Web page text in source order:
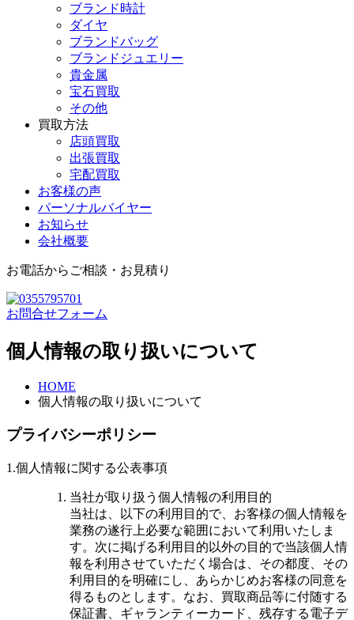
ブランド時計
ダイヤ
ブランドバッグ
ブランドジュエリー
貴金属
宝石買取
その他
買取方法
店頭買取
出張買取
宅配買取
お客様の声
パーソナルバイヤー
お知らせ
会社概要
お電話からご相談・お見積り
お問合せフォーム
個人情報の取り扱いについて
HOME
個人情報の取り扱いについて
プライバシーポリシー
1.個人情報に関する公表事項
当社が取り扱う個人情報の利用目的
当社は、以下の利用目的で、お客様の個人情報を
業務の遂行上必要な範囲において利用いたしま
す。次に掲げる利用目的以外の目的で当該個人情
報を利用させていただく場合は、その都度、その
利用目的を明確にし、あらかじめお客様の同意を
得るものとします。なお、買取商品等に付随する
保証書、ギャランティーカード、残存する電子デ